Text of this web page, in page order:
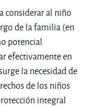
considerar al niño
de la familia (en
potencial
efectivamente en
la necesidad de
de los niños
integral